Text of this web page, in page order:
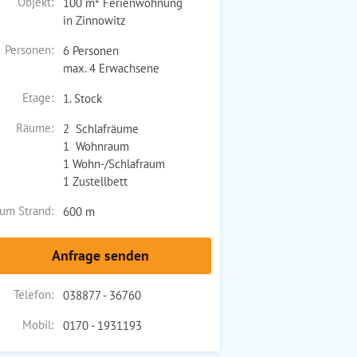
in Zinnowitz
Personen:
6 Personen
max. 4 Erwachsene
Etage:
1. Stock
Räume:
2 Schlafräume
1 Wohnraum
1 Wohn-/Schlafraum
1 Zustellbett
Strand:
600 m
Anfrage senden
Telefon:
038877 - 36760
Mobil:
0170 - 1931193